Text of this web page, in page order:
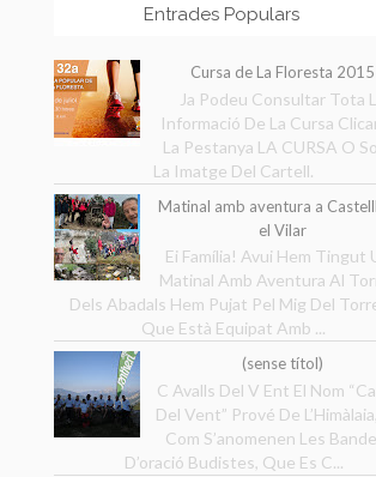
Entrades Populars
Cursa de La Floresta 2015
Ja Podeu Consultar Tota
Informació De La Cursa
La Pestanya LA CURSA O
La Imatge Del Cartell.
Matinal amb aventura a
el Vilar
Ei Família! Avui Hem Tingut
Matinal Amb Aventura Al
Dels Abadals Hem Pujat Pel Mig Del
Que Està Equipat Amb ...
(sense títol)
C Avalls Del V Ent El Nom
Del Vent” Prové De
Com S’anomenen Les
D’oració Budistes, Que Es C...